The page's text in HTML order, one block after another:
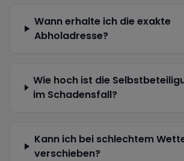
Wann erhalte ich die exakte
Abholadresse?
Wie hoch ist die
im Schadensfall?
Kann ich bei schlechtem
verschieben?